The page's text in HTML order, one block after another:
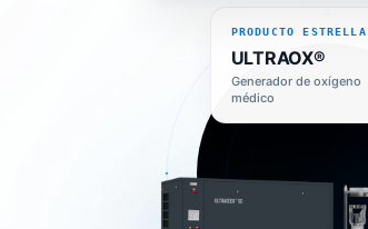
PRODUCTO ESTRELLA
ULTRAOX®
Generador de oxígeno
médico